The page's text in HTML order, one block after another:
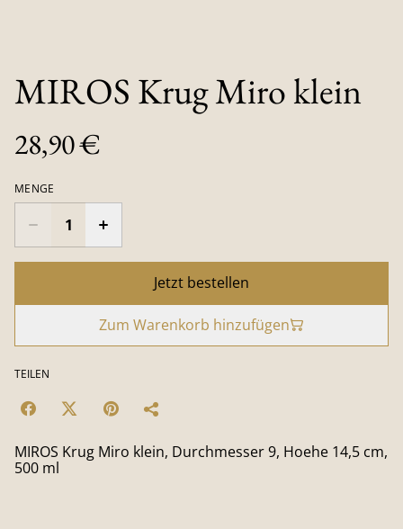
MIROS Krug Miro klein
28,90 €
MENGE
Jetzt bestellen
Zum Warenkorb hinzufügen
TEILEN
MIROS Krug Miro klein, Durchmesser 9, Hoehe 14,5 cm,
500 ml